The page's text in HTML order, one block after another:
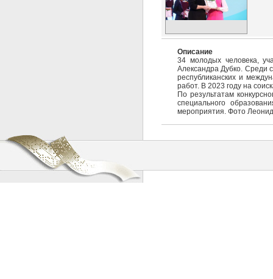
Описание
34 молодых человека,
Александра Дубко. Среди
республиканских и
работ. В 2023 году на
По результатам
специального
мероприятия. Фото